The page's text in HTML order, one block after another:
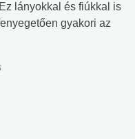
lányokkal és fiúkkal is
gyakori az